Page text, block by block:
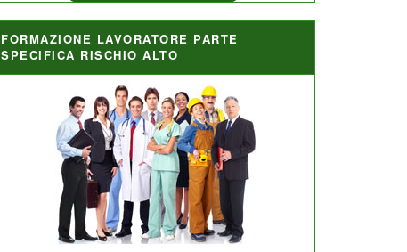
FORMAZIONE LAVORATORE PARTE
SPECIFICA RISCHIO ALTO